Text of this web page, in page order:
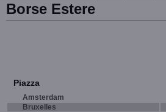
Borse Estere
Piazza
Amsterdam
Bruxelles